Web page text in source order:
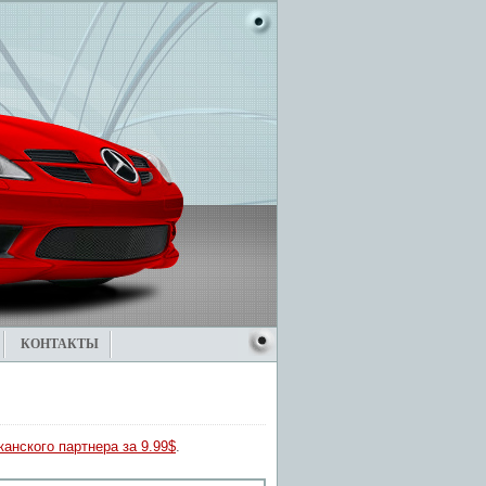
КОНТАКТЫ
партнера за 9.99$.